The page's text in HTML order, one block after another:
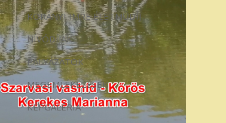
KORÁNYI IMRE ÉLETMŰDÍJ
NÍVÓDÍJAK
PÁLYÁZATOK
MEGEMLÉKEZÉSEK
KÉPGALÉRIA